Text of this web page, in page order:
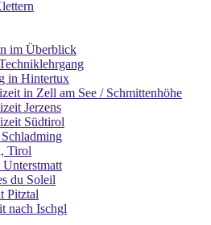
im Überblick
in Hintertux
in Zell am See / Schmittenhöhe
Jerzens
Südtirol
Tirol
du Soleil
Pitztal
nach Ischgl